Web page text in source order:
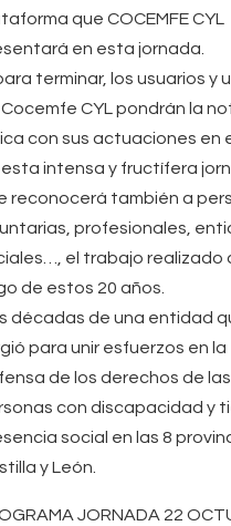
que COCEMFE CYL
en esta jornada.
terminar, los usuarios y
CYL pondrán la
con sus actuaciones en
intensa y fructífera
reconocerá también a
profesionales,
el trabajo realizado
de estos 20 años.
décadas de una entidad
para unir esfuerzos en la
de los derechos de las
con discapacidad y
social en las 8
y León.
JORNADA 22